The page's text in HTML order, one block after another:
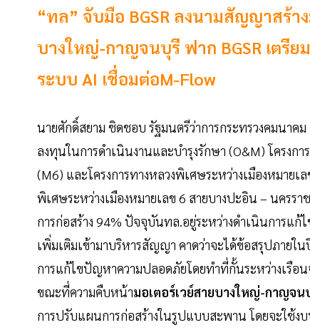
“ทล” จับมือ BGSR ลงนามสัญญาสร้า
บางใหญ่-กาญจนบุรี ฟาก BGSR เตรี
ระบบ AI เชื่อมต่อM-Flow
นายศักดิ์สยาม ชิดชอบ รัฐมนตรีว่าการกระทรวงคมนา
ลงทุนในการดำเนินงานและบำรุงรักษา (O&M) โครงก
(M6) และโครงการทางหลวงพิเศษระหว่างเมืองหมาย
พิเศษระหว่างเมืองหมายเลข 6 สายบางปะอิน – นครรา
การก่อสร้าง 94% ปัจจุบันทล.อยู่ระหว่างดำเนินการแ
เพิ่มเติมเข้ามาบริหารสัญญา คาดว่าจะได้ข้อสรุปภาย
การแก้ไขปัญหาความปลอดภัยโดยทำที่กั้นระหว่างเรื
ขณะที่ความคืบหน้ามอเตอร์เวย์สายบางใหญ่-กาญจน
การปรับแผนการก่อสร้างในรูปแบบสะพาน โดยจะใช้ง